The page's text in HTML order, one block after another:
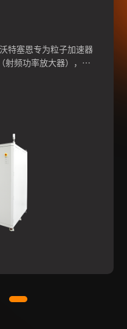
特塞恩专为粒子加速器
射频功率放大器），此
反馈控制，进一步提